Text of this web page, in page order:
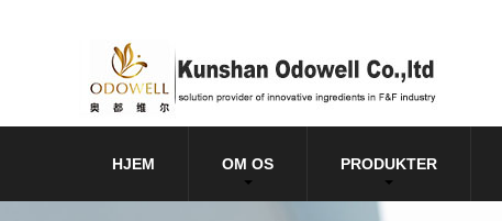
HJEM OM OS PRODUKTER